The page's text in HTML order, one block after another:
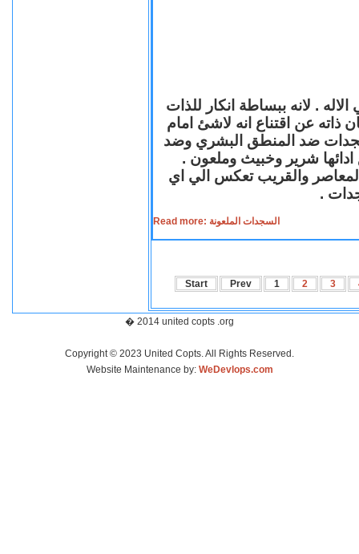
. لانه ببساطة انكار للذات
ذاته عن اقتناع انه لاشئ امام
ضد المنطق البشري وضد
ادائها شرير وخبيث وملعون .
المعاصر والقريب تعكس الي اي
.
Read more: السجدات الملعونة
Start Prev 1 2 3
� 2014 united copts .org
Copyright © 2023 United Copts. All Rights Reserved.
Website Maintenance by: WeDevlops.com